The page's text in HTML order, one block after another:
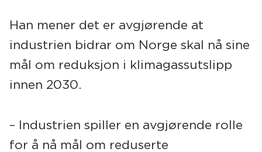
Han mener det er avgjørende at
industrien bidrar om Norge skal nå sine
mål om reduksjon i klimagassutslipp
innen 2030.
– Industrien spiller en avgjørende rolle
for å nå mål om reduserte